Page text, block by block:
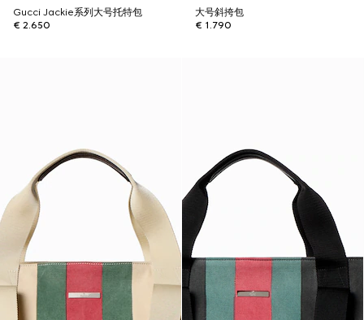
Gucci Jackie系列大号托特包
€ 2.650
大号斜挎包
€ 1.790